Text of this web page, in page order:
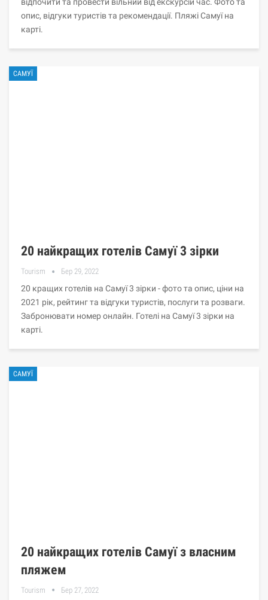
опис, відгуки туристів та рекомендації. Пляжі Самуї на
карті.
САМУЇ
20 найкращих готелів Самуї 3 зірки
Tourism Бер 29, 2022
20 кращих готелів на Самуї 3 зірки - фото та опис, ціни на
2021 рік, рейтинг та відгуки туристів, послуги та розваги.
Забронювати номер онлайн. Готелі на Самуї 3 зірки на
карті.
САМУЇ
20 найкращих готелів Самуї з власним
пляжем
Tourism Бер 27, 2022